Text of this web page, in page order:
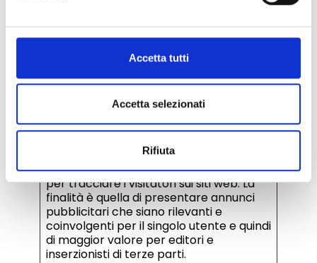
Accetta tutti
Accetta selezionati
Rifiuta
visitato il sito
internet, oltre
che le dati per
la prima visita
recente.
I cookie di marketing vengono utilizzati
per tracciare i visitatori sui siti web. La
finalità è quella di presentare annunci
pubblicitari che siano rilevanti e
coinvolgenti per il singolo utente e quindi
di maggior valore per editori e
inserzionisti di terze parti.